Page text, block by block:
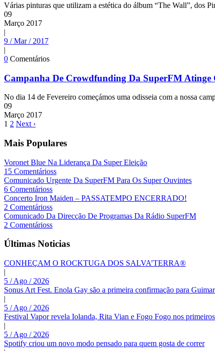
Várias pinturas que utilizam a estética do álbum “The Wall”, dos
09
Março 2017
|
9 / Mar / 2017
|
0 Comentários
Campanha De Crowdfunding Da SuperFM Atinge
No dia 14 de Fevereiro começámos uma odisseia com a nossa
09
Março 2017
1 2 Next ›
Mais Populares
Voronet Blue Na Liderança Da Super Eleição
15 Comentárioss
Comunicado Urgente Da SuperFM Para Os Super Ouvintes
6 Comentárioss
Concerto Iron Maiden – PASSATEMPO ENCERRADO!
2 Comentárioss
Comunicado Da Direcção De Programas Da Rádio SuperFM
2 Comentárioss
Últimas Noticias
CONHEÇAM O ROCKTUGA DOS SALVA’TERRA®
|
5 / Ago / 2026
Sonus Art Fest. Enola Gay são a primeira confirmação para
|
5 / Ago / 2026
Festival Vapor revela Iolanda, Rita Vian e Fogo Fogo nos
|
5 / Ago / 2026
Spotify criou um novo modo pensado para quem gosta de correr